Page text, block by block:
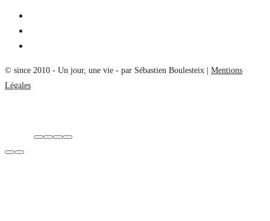
© since 2010 - Un jour, une vie - par Sébastien Boulesteix | Mentions
Légales